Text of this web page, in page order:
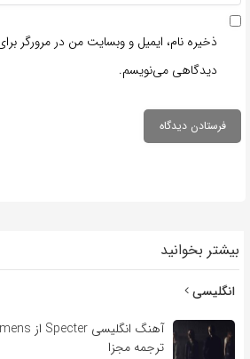
ذخیره نام، ایمیل و وبسایت من در مرورگر
دیدگاهی می‌نویسم.
بیشتر بخوانید
انگلیسی
ترجمه مجزا